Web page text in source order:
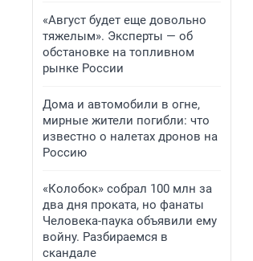
«Август будет еще довольно
тяжелым». Эксперты — об
обстановке на топливном
рынке России
Дома и автомобили в огне,
мирные жители погибли: что
известно о налетах дронов на
Россию
«Колобок» собрал 100 млн за
два дня проката, но фанаты
Человека-паука объявили ему
войну. Разбираемся в
скандале